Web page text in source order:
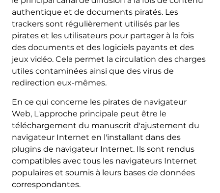
authentique et de documents piratés. Les
trackers sont régulièrement utilisés par les
pirates et les utilisateurs pour partager à la fois
des documents et des logiciels payants et des
jeux vidéo. Cela permet la circulation des charges
utiles contaminées ainsi que des virus de
redirection eux-mêmes.
En ce qui concerne les pirates de navigateur
Web, L'approche principale peut être le
téléchargement du manuscrit d'ajustement du
navigateur Internet en l'installant dans des
plugins de navigateur Internet. Ils sont rendus
compatibles avec tous les navigateurs Internet
populaires et soumis à leurs bases de données
correspondantes.